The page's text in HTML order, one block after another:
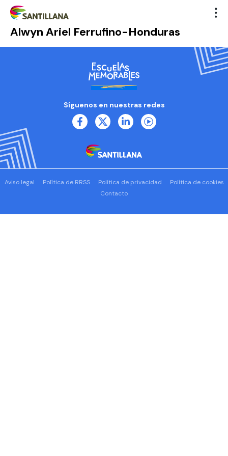
Alwyn Ariel Ferrufino-Honduras
Síguenos en nuestras redes
Aviso legal Política de RRSS Política de privacidad
Política de cookies
Contacto